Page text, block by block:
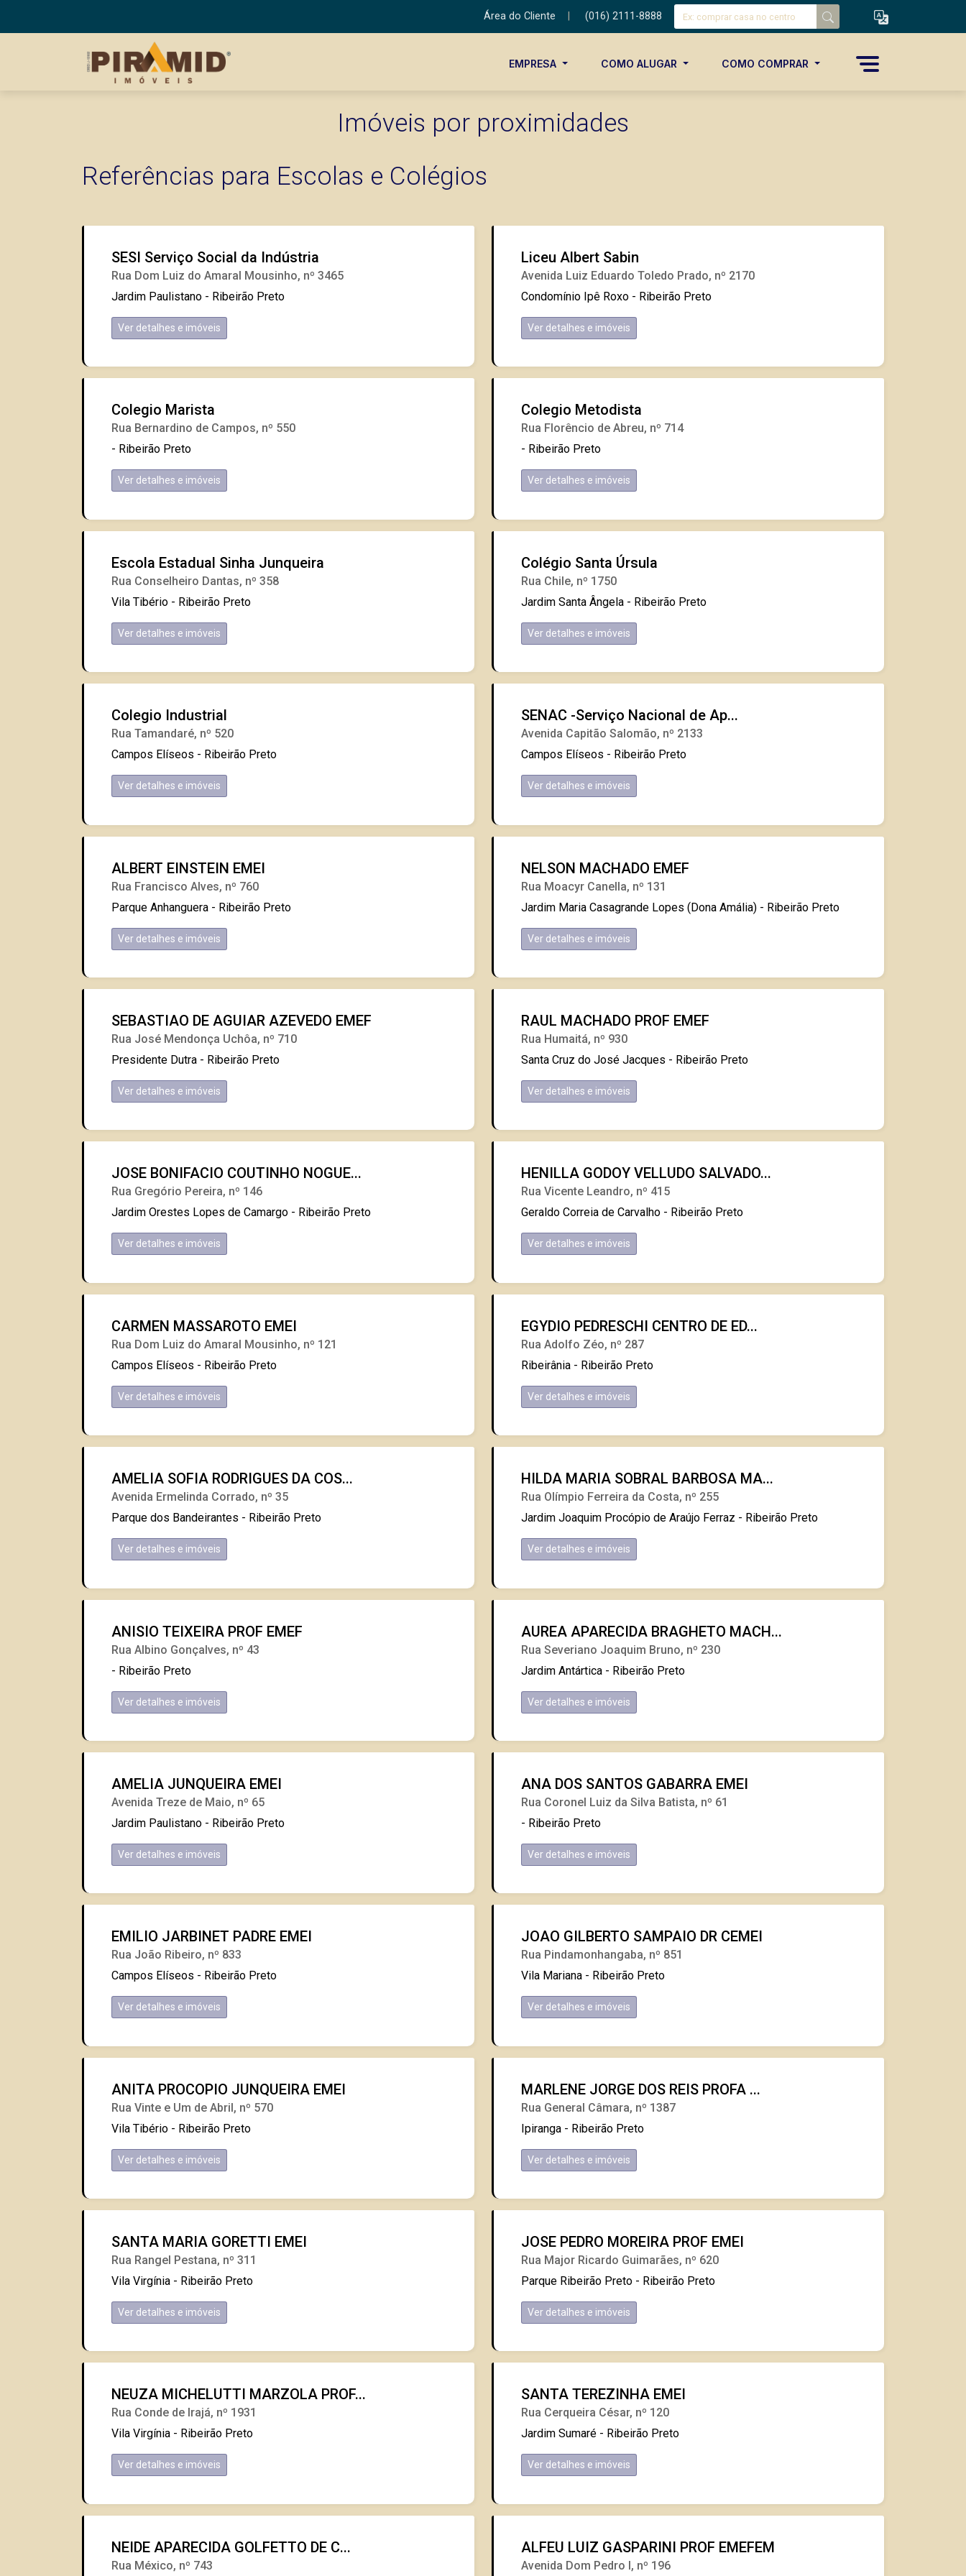
Área do Cliente (016) 2111-8888
EMPRESA COMO ALUGAR COMO COMPRAR
Imóveis por proximidades
Referências para Escolas e Colégios
SESI Serviço Social da Indústria
Rua Dom Luiz do Amaral Mousinho, nº 3465
Jardim Paulistano - Ribeirão Preto
Ver detalhes e imóveis
Liceu Albert Sabin
Avenida Luiz Eduardo Toledo Prado, nº 2170
Condomínio Ipê Roxo - Ribeirão Preto
Ver detalhes e imóveis
Colegio Marista
Rua Bernardino de Campos, nº 550
- Ribeirão Preto
Ver detalhes e imóveis
Colegio Metodista
Rua Florêncio de Abreu, nº 714
- Ribeirão Preto
Ver detalhes e imóveis
Escola Estadual Sinha Junqueira
Rua Conselheiro Dantas, nº 358
Vila Tibério - Ribeirão Preto
Ver detalhes e imóveis
Colégio Santa Úrsula
Rua Chile, nº 1750
Jardim Santa Ângela - Ribeirão Preto
Ver detalhes e imóveis
Colegio Industrial
Rua Tamandaré, nº 520
Campos Elíseos - Ribeirão Preto
Ver detalhes e imóveis
SENAC -Serviço Nacional de Ap...
Avenida Capitão Salomão, nº 2133
Campos Elíseos - Ribeirão Preto
Ver detalhes e imóveis
ALBERT EINSTEIN EMEI
Rua Francisco Alves, nº 760
Parque Anhanguera - Ribeirão Preto
Ver detalhes e imóveis
NELSON MACHADO EMEF
Rua Moacyr Canella, nº 131
Jardim Maria Casagrande Lopes (Dona Amália) - Ribeirão Preto
Ver detalhes e imóveis
SEBASTIAO DE AGUIAR AZEVEDO EMEF
Rua José Mendonça Uchôa, nº 710
Presidente Dutra - Ribeirão Preto
Ver detalhes e imóveis
RAUL MACHADO PROF EMEF
Rua Humaitá, nº 930
Santa Cruz do José Jacques - Ribeirão Preto
Ver detalhes e imóveis
JOSE BONIFACIO COUTINHO NOGUE...
Rua Gregório Pereira, nº 146
Jardim Orestes Lopes de Camargo - Ribeirão Preto
Ver detalhes e imóveis
HENILLA GODOY VELLUDO SALVADO...
Rua Vicente Leandro, nº 415
Geraldo Correia de Carvalho - Ribeirão Preto
Ver detalhes e imóveis
CARMEN MASSAROTO EMEI
Rua Dom Luiz do Amaral Mousinho, nº 121
Campos Elíseos - Ribeirão Preto
Ver detalhes e imóveis
EGYDIO PEDRESCHI CENTRO DE ED...
Rua Adolfo Zéo, nº 287
Ribeirânia - Ribeirão Preto
Ver detalhes e imóveis
AMELIA SOFIA RODRIGUES DA COS...
Avenida Ermelinda Corrado, nº 35
Parque dos Bandeirantes - Ribeirão Preto
Ver detalhes e imóveis
HILDA MARIA SOBRAL BARBOSA MA...
Rua Olímpio Ferreira da Costa, nº 255
Jardim Joaquim Procópio de Araújo Ferraz - Ribeirão Preto
Ver detalhes e imóveis
ANISIO TEIXEIRA PROF EMEF
Rua Albino Gonçalves, nº 43
- Ribeirão Preto
Ver detalhes e imóveis
AUREA APARECIDA BRAGHETO MACH...
Rua Severiano Joaquim Bruno, nº 230
Jardim Antártica - Ribeirão Preto
Ver detalhes e imóveis
AMELIA JUNQUEIRA EMEI
Avenida Treze de Maio, nº 65
Jardim Paulistano - Ribeirão Preto
Ver detalhes e imóveis
ANA DOS SANTOS GABARRA EMEI
Rua Coronel Luiz da Silva Batista, nº 61
- Ribeirão Preto
Ver detalhes e imóveis
EMILIO JARBINET PADRE EMEI
Rua João Ribeiro, nº 833
Campos Elíseos - Ribeirão Preto
Ver detalhes e imóveis
JOAO GILBERTO SAMPAIO DR CEMEI
Rua Pindamonhangaba, nº 851
Vila Mariana - Ribeirão Preto
Ver detalhes e imóveis
ANITA PROCOPIO JUNQUEIRA EMEI
Rua Vinte e Um de Abril, nº 570
Vila Tibério - Ribeirão Preto
Ver detalhes e imóveis
MARLENE JORGE DOS REIS PROFA ...
Rua General Câmara, nº 1387
Ipiranga - Ribeirão Preto
Ver detalhes e imóveis
SANTA MARIA GORETTI EMEI
Rua Rangel Pestana, nº 311
Vila Virgínia - Ribeirão Preto
Ver detalhes e imóveis
JOSE PEDRO MOREIRA PROF EMEI
Rua Major Ricardo Guimarães, nº 620
Parque Ribeirão Preto - Ribeirão Preto
Ver detalhes e imóveis
NEUZA MICHELUTTI MARZOLA PROF...
Rua Conde de Irajá, nº 1931
Vila Virgínia - Ribeirão Preto
Ver detalhes e imóveis
SANTA TEREZINHA EMEI
Rua Cerqueira César, nº 120
Jardim Sumaré - Ribeirão Preto
Ver detalhes e imóveis
NEIDE APARECIDA GOLFETTO DE C...
Rua México, nº 743
ALFEU LUIZ GASPARINI PROF EMEFEM
Avenida Dom Pedro I, nº 196